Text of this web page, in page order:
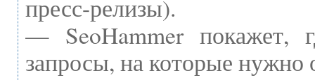
пресс-релизы).
— SeoHammer покажет,
запросы, на которые нужно